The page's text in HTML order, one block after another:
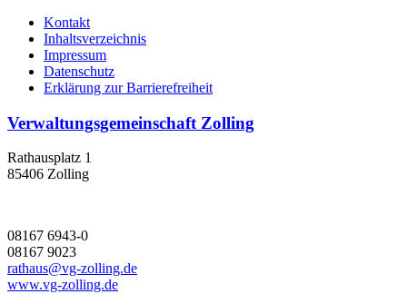
Kontakt
Inhaltsverzeichnis
Impressum
Datenschutz
Erklärung zur Barrierefreiheit
Verwaltungsgemeinschaft Zolling
Rathausplatz 1
85406 Zolling
08167 6943-0
08167 9023
rathaus@vg-zolling.de
www.vg-zolling.de